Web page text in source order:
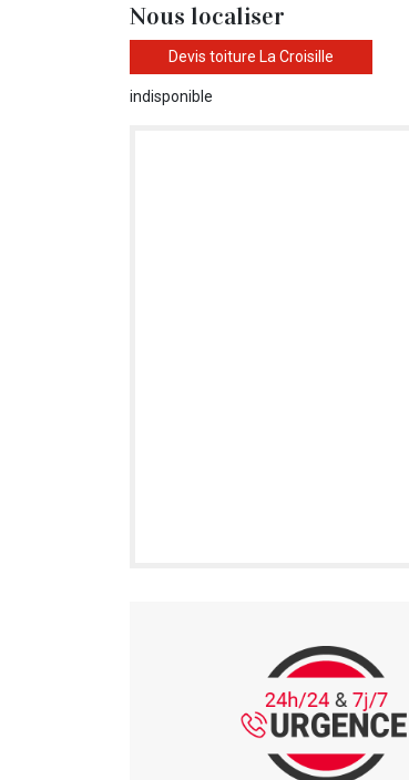
Nous localiser
Devis toiture La Croisille
indisponible